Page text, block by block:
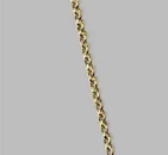
ブランド
カテゴリー